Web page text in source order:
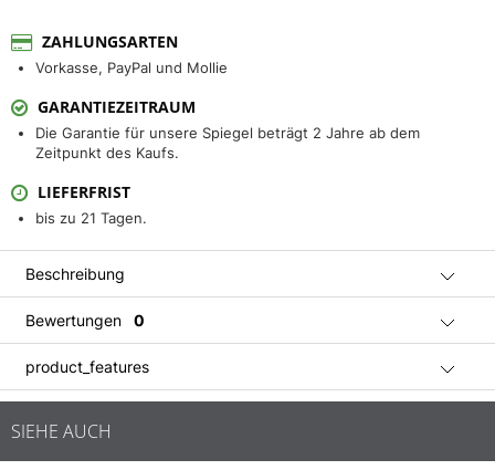
ZAHLUNGSARTEN
Vorkasse, PayPal und Mollie
GARANTIEZEITRAUM
Die Garantie für unsere Spiegel beträgt 2 Jahre ab dem
Zeitpunkt des Kaufs.
LIEFERFRIST
bis zu 21 Tagen.
Beschreibung
Bewertungen 0
product_features
SIEHE AUCH